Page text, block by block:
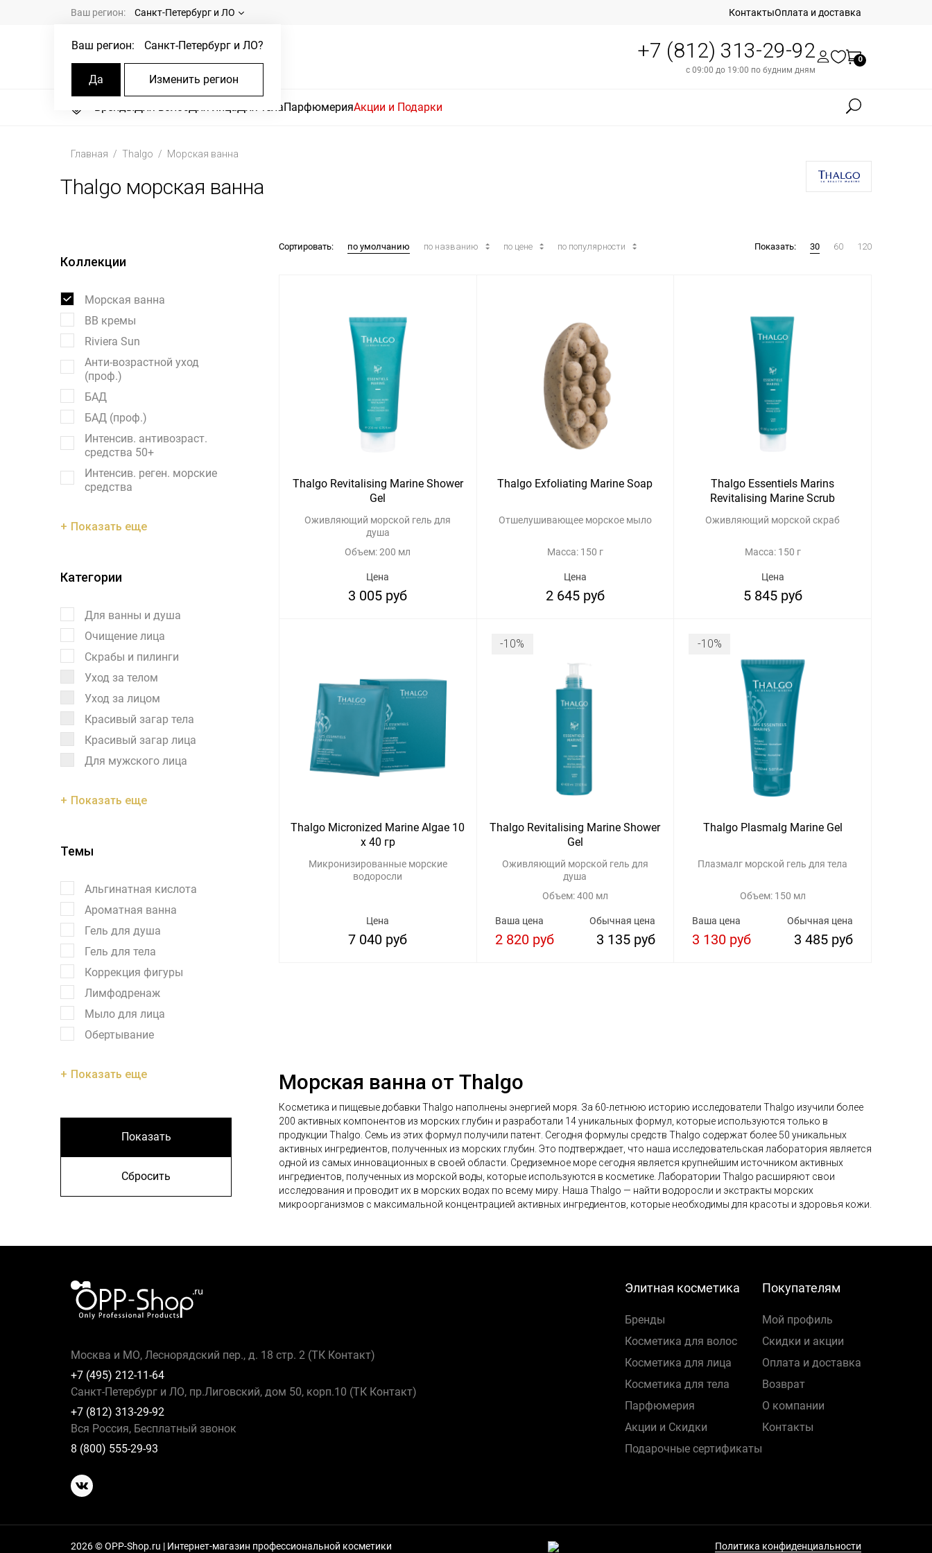
Ваш регион: Санкт-Петербург и ЛО
Ваш регион: Санкт-Петербург и ЛО?
Да Изменить регион
КонтактыОплата и доставка
+7 (812) 313-29-92
с 09:00 до 19:00 по будним дням
0
БрендыДля волосДля лицаДля телаПарфюмерияАкции и Подарки
Главная Thalgo Морская ванна
Thalgo морская ванна
Коллекции
Морская ванна
BB кремы
Riviera Sun
Анти-возрастной уход
(проф.)
БАД
БАД (проф.)
Интенсив. антивозраст.
средства 50+
Интенсив. реген. морские
средства
Показать еще
Категории
Для ванны и душа
Очищение лица
Скрабы и пилинги
Уход за телом
Уход за лицом
Красивый загар тела
Красивый загар лица
Для мужского лица
Показать еще
Темы
Альгинатная кислота
Ароматная ванна
Гель для душа
Гель для тела
Коррекция фигуры
Лимфодренаж
Мыло для лица
Обертывание
Показать еще
Показать
Сбросить
Сортировать: по умолчанию по названию по цене по популярности Показать: 30 60 120
Thalgo Revitalising Marine Shower
Gel
Оживляющий морской гель для
душа
Объем: 200 мл
Цена
3 005 руб
Thalgo Exfoliating Marine Soap
Отшелушивающее морское мыло
Масса: 150 г
Цена
2 645 руб
Thalgo Essentiels Marins
Revitalising Marine Scrub
Оживляющий морской скраб
Масса: 150 г
Цена
5 845 руб
Thalgo Micronized Marine Algae 10
x 40 гр
Микронизированные морские
водоросли
Цена
7 040 руб
-10%
Thalgo Revitalising Marine Shower
Gel
Оживляющий морской гель для
душа
Объем: 400 мл
Обычная цена
3 135 руб
Ваша цена
2 820 руб
-10%
Thalgo Plasmalg Marine Gel
Плазмалг морской гель для тела
Объем: 150 мл
Обычная цена
3 485 руб
Ваша цена
3 130 руб
Морская ванна от Thalgo
Косметика и пищевые добавки Thalgo наполнены энергией моря. За 60-летнюю историю исследователи Thalgo изучили более
200 активных компонентов из морских глубин и разработали 14 уникальных формул, которые используются только в
продукции Thalgo. Семь из этих формул получили патент. Сегодня формулы средств Thalgo содержат более 50 уникальных
активных ингредиентов, полученных из морских глубин. Это подтверждает, что наша исследовательская лаборатория является
одной из самых инновационных в своей области. Средиземное море сегодня является крупнейшим источником активных
ингредиентов, полученных из морской воды, которые используются в косметике. Лаборатории Thalgo расширяют свои
исследования и проводит их в морских водах по всему миру. Наша Thalgo — найти водоросли и экстракты морских
микроорганизмов с максимальной концентрацией активных ингредиентов, которые необходимы для красоты и здоровья кожи.
Москва и МО, Леснорядский пер., д. 18 стр. 2 (ТК Контакт)
+7 (495) 212-11-64
Санкт-Петербург и ЛО, пр.Лиговский, дом 50, корп.10 (ТК Контакт)
+7 (812) 313-29-92
Вся Россия, Бесплатный звонок
8 (800) 555-29-93
Элитная косметика
Бренды
Косметика для волос
Косметика для лица
Косметика для тела
Парфюмерия
Акции и Скидки
Подарочные сертификаты
Покупателям
Мой профиль
Скидки и акции
Оплата и доставка
Возврат
О компании
Контакты
2026 © OPP-Shop.ru | Интернет-магазин профессиональной косметики Политика конфиденциальности